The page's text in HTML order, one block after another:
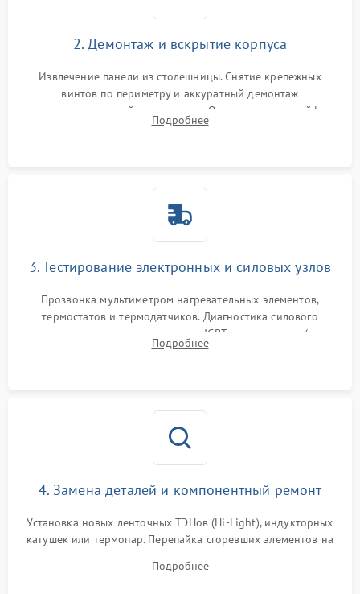
2. Демонтаж и вскрытие корпуса
Извлечение панели из столешницы. Снятие крепежных
винтов по периметру и аккуратный демонтаж
стеклокерамической поверхности. Отсоединение шлейфов
сенсорного блока для доступа к силовым платам, катушкам
Подробнее
3. Тестирование электронных и силовых узлов
Прозвонка мультиметром нагревательных элементов,
термостатов и термодатчиков. Диагностика силового
модуля, реле, диодных мостов и IGBT-транзисторов (для
индукции). Проверка кранов и газ-контроля (для газовых
Подробнее
4. Замена деталей и компонентный ремонт
Установка новых ленточных ТЭНов (Hi-Light), индукторных
катушек или термопар. Перепайка сгоревших элементов на
дорожек. Очистка контактов и замена поврежденной
Подробнее